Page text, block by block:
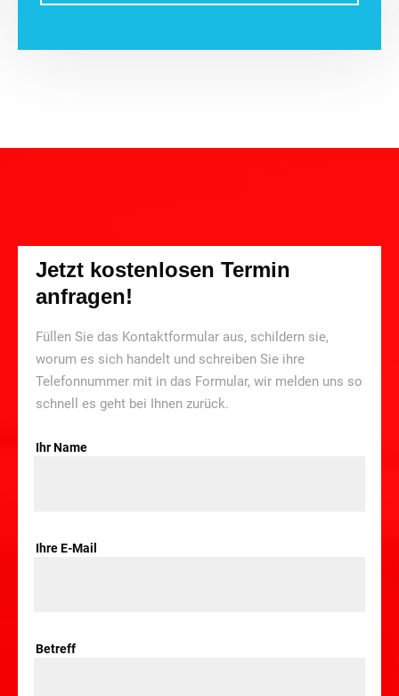
Jetzt kostenlosen Termin
anfragen!
Füllen Sie das Kontaktformular aus, schildern sie,
worum es sich handelt und schreiben Sie ihre
Telefonnummer mit in das Formular, wir melden uns so
schnell es geht bei Ihnen zurück.
Ihr Name
Ihre E-Mail
Betreff